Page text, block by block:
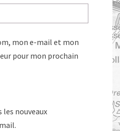
mon e-mail et mon
pour mon prochain
les nouveaux